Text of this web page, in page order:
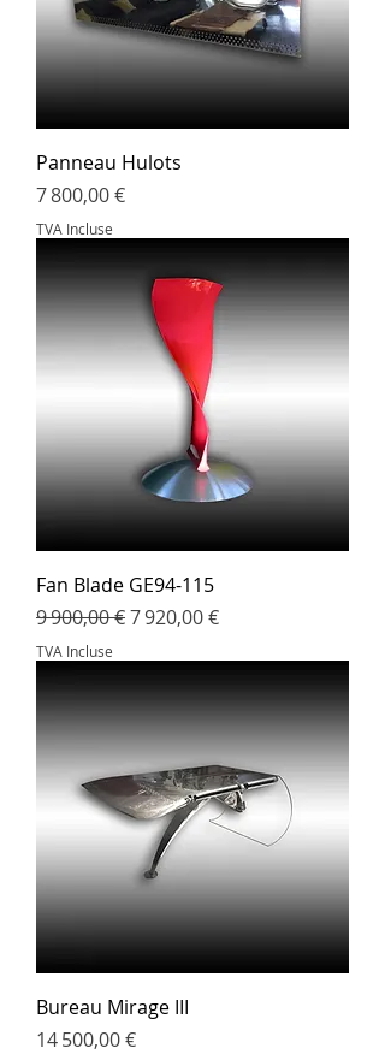
Panneau Hulots
Prix
7 800,00 €
TVA Incluse
Fan Blade GE94-115
Prix original
9 900,00 €Prix promotionnel
7 920,00 €
TVA Incluse
Bureau Mirage III
Prix
14 500,00 €